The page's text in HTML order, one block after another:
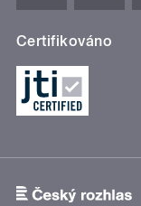
Certifikováno